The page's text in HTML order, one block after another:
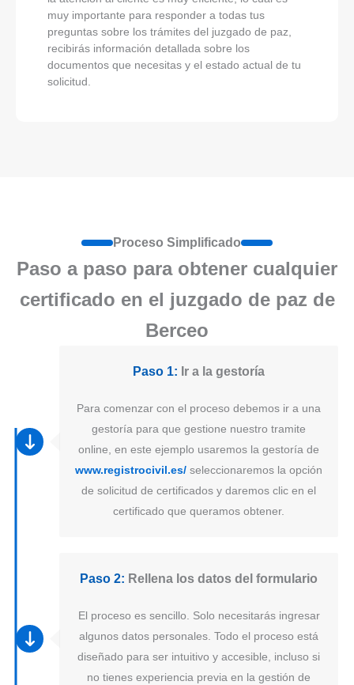
muy importante para responder a todas tus
preguntas sobre los trámites del juzgado de paz,
recibirás información detallada sobre los
documentos que necesitas y el estado actual de tu
solicitud.
Proceso Simplificado
Paso a paso para obtener cualquier
certificado en el juzgado de paz de
Berceo
Paso 1: Ir a la gestoría
Para comenzar con el proceso debemos ir a una
gestoría para que gestione nuestro tramite
online, en este ejemplo usaremos la gestoría de
www.registrocivil.es/ seleccionaremos la opción
de solicitud de certificados y daremos clic en el
certificado que queramos obtener.
Paso 2: Rellena los datos del formulario
El proceso es sencillo. Solo necesitarás ingresar
algunos datos personales. Todo el proceso está
diseñado para ser intuitivo y accesible, incluso si
no tienes experiencia previa en la gestión de